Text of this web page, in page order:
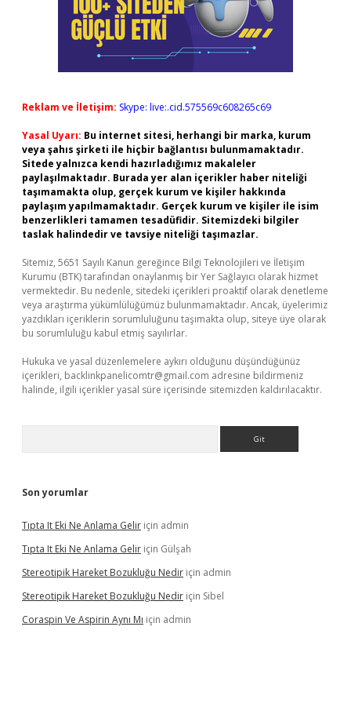
Reklam ve İletişim: Skype: live:.cid.575569c608265c69
Yasal Uyarı: Bu internet sitesi, herhangi bir marka, kurum
veya şahıs şirketi ile hiçbir bağlantısı bulunmamaktadır.
Sitede yalnızca kendi hazırladığımız makaleler
paylaşılmaktadır. Burada yer alan içerikler haber niteliği
taşımamakta olup, gerçek kurum ve kişiler hakkında
paylaşım yapılmamaktadır. Gerçek kurum ve kişiler ile isim
benzerlikleri tamamen tesadüfidir. Sitemizdeki bilgiler
taslak halindedir ve tavsiye niteliği taşımazlar.
Sitemiz, 5651 Sayılı Kanun gereğince Bilgi Teknolojileri ve İletişim
Kurumu (BTK) tarafından onaylanmış bir Yer Sağlayıcı olarak hizmet
vermektedir. Bu nedenle, sitedeki içerikleri proaktif olarak denetleme
veya araştırma yükümlülüğümüz bulunmamaktadır. Ancak, üyelerimiz
yazdıkları içeriklerin sorumluluğunu taşımakta olup, siteye üye olarak
bu sorumluluğu kabul etmiş sayılırlar.
Hukuka ve yasal düzenlemelere aykırı olduğunu düşündüğünüz
içerikleri, backlinkpanelicomtr@gmail.com adresine bildirmeniz
halinde, ilgili içerikler yasal süre içerisinde sitemizden kaldırılacaktır.
Son yorumlar
Tıpta It Eki Ne Anlama Gelir için admin
Tıpta It Eki Ne Anlama Gelir için Gülşah
Stereotipik Hareket Bozukluğu Nedir için admin
Stereotipik Hareket Bozukluğu Nedir için Sibel
Coraspin Ve Aspirin Aynı Mı için admin